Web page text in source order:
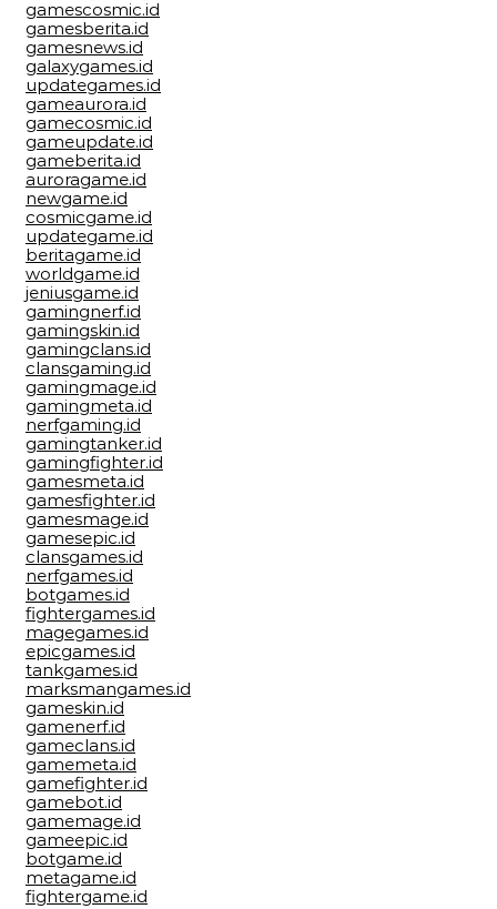
gamescosmic.id
gamesberita.id
gamesnews.id
galaxygames.id
updategames.id
gameaurora.id
gamecosmic.id
gameupdate.id
gameberita.id
auroragame.id
newgame.id
cosmicgame.id
updategame.id
beritagame.id
worldgame.id
jeniusgame.id
gamingnerf.id
gamingskin.id
gamingclans.id
clansgaming.id
gamingmage.id
gamingmeta.id
nerfgaming.id
gamingtanker.id
gamingfighter.id
gamesmeta.id
gamesfighter.id
gamesmage.id
gamesepic.id
clansgames.id
nerfgames.id
botgames.id
fightergames.id
magegames.id
epicgames.id
tankgames.id
marksmangames.id
gameskin.id
gamenerf.id
gameclans.id
gamemeta.id
gamefighter.id
gamebot.id
gamemage.id
gameepic.id
botgame.id
metagame.id
fightergame.id